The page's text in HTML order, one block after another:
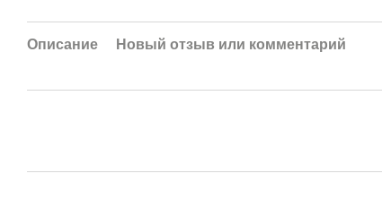
Описание Новый отзыв или комментарий